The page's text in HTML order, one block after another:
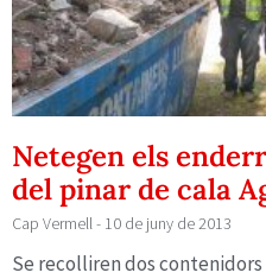
Netegen els
del pinar de cala
Cap Vermell 10 de juny de 2013
Se recolliren dos